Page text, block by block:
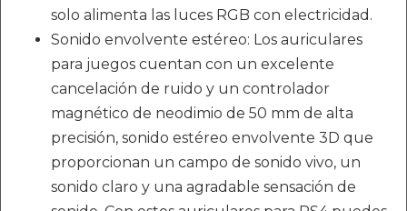
solo alimenta las luces RGB con electricidad.
Sonido envolvente estéreo: Los auriculares
para juegos cuentan con un excelente
cancelación de ruido y un controlador
magnético de neodimio de 50 mm de alta
precisión, sonido estéreo envolvente 3D que
proporcionan un campo de sonido vivo, un
sonido claro y una agradable sensación de